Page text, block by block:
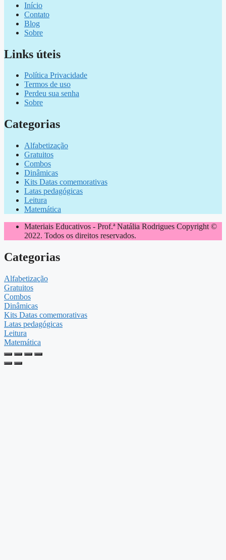
Início
Contato
Blog
Sobre
Links úteis
Política Privacidade
Termos de uso
Perdeu sua senha
Sobre
Categorias
Alfabetização
Gratuitos
Combos
Dinâmicas
Kits Datas comemorativas
Latas pedagógicas
Leitura
Matemática
Materiais Educativos - Prof.ª Natália Rodrigues Copyright ©
2022. Todos os direitos reservados.
Categorias
Alfabetização
Gratuitos
Combos
Dinâmicas
Kits Datas comemorativas
Latas pedagógicas
Leitura
Matemática